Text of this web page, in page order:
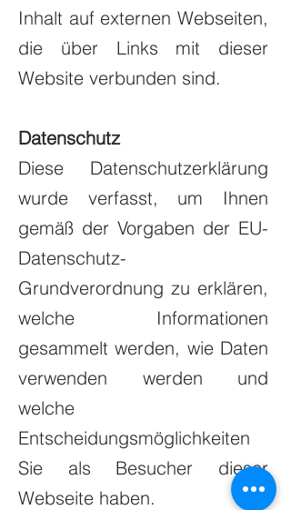
Inhalt auf externen Webseiten,
die über Links mit dieser
Website verbunden sind.
Datenschutz
Diese Datenschutzerklärung
wurde verfasst, um Ihnen
gemäß der Vorgaben der EU-
Datenschutz-
Grundverordnung zu erklären,
welche Informationen
gesammelt werden, wie Daten
verwenden werden und
welche
Entscheidungsmöglichkeiten
Sie als Besucher dieser
Webseite haben.